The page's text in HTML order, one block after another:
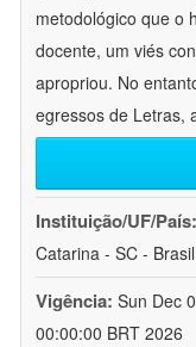
metodológico que o
docente, um viés
apropriou. No
egressos de Letras,
Instituição/UF/País:
Catarina - SC - Brasil
Vigência: Sun Dec
00:00:00 BRT 2026